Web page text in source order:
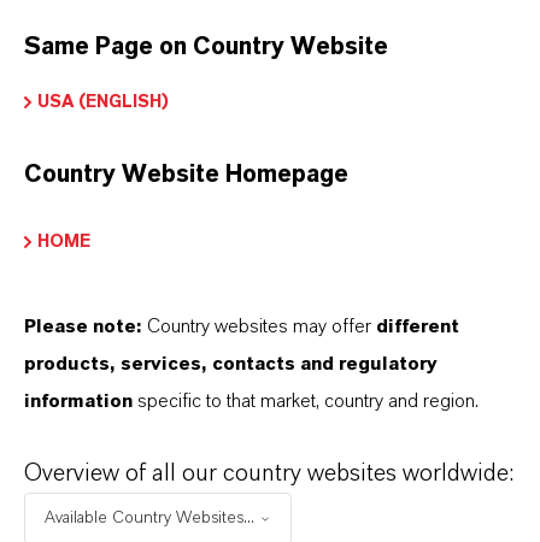
Same Page on Country Website
USA (ENGLISH)
Country Website Homepage
HOME
Please note: Country websites may offer different
products, services, contacts and regulatory
information specific to that market, country and region.
Overview of all our country websites worldwide:
Available Country Websites...